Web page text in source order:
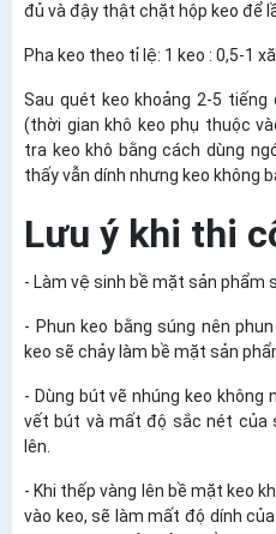
đủ và đậy thật chặt hộp keo để
Pha keo theo tỉ lệ: 1 keo : 0,5-1
Sau quét keo khoảng 2-5
(thời gian khô keo phụ thuộc
tra keo khô bằng cách dùng
thấy vẫn dính nhưng keo không
Lưu ý khi thi
- Làm vệ sinh bề mặt sản phẩm
- Phun keo bằng súng nên
keo sẽ chảy làm bề mặt sản
- Dùng bút vẽ nhúng keo không
vết bút và mất độ sắc nét của
lên.
- Khi thếp vàng lên bề mặt keo
vào keo, sẽ làm mất độ dính